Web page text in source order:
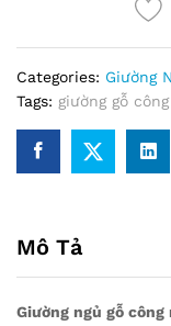
GNCN01
quantity
Categories: Giường
Tags: giường gỗ
Mô Tả
Giường ngủ gỗ